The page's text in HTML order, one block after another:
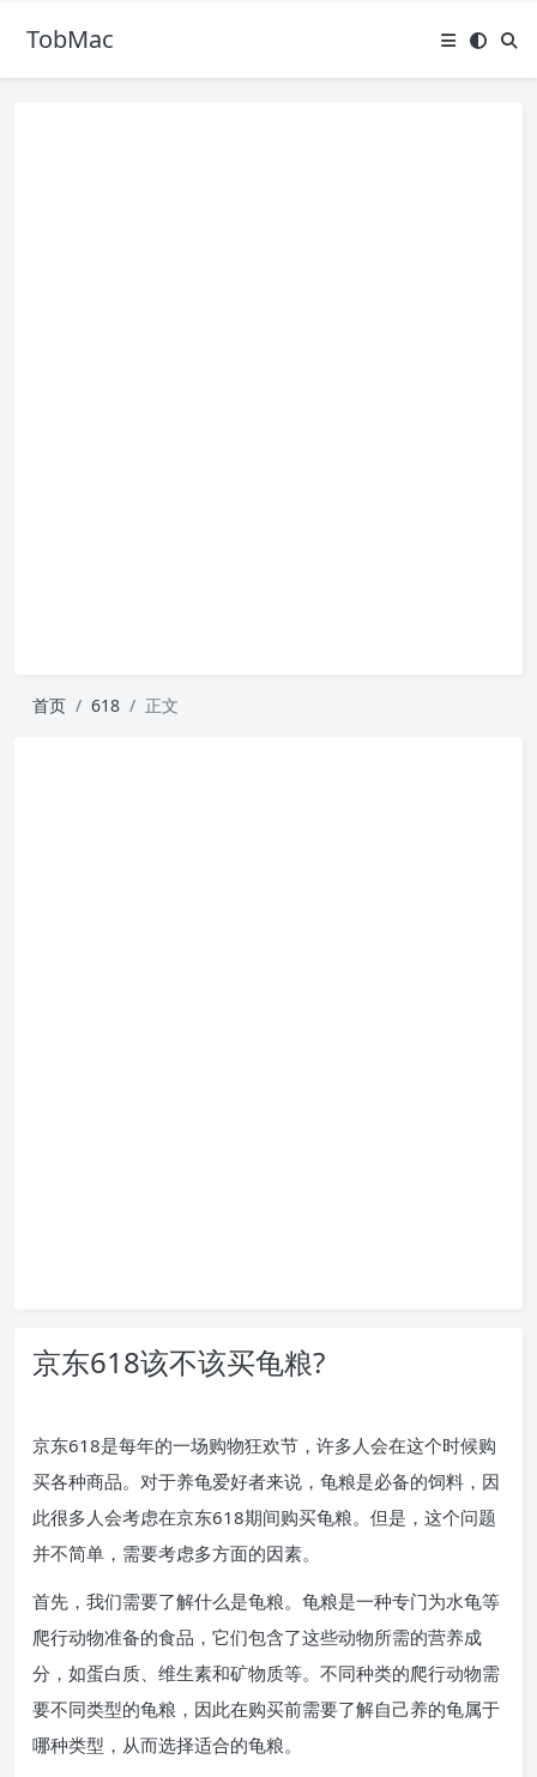
TobMac
首页 618 正文
京东618该不该买龟粮?
京东618是每年的一场购物狂欢节，许多人会在这个时候购
买各种商品。对于养龟爱好者来说，龟粮是必备的饲料，因
此很多人会考虑在京东618期间购买龟粮。但是，这个问题
并不简单，需要考虑多方面的因素。
首先，我们需要了解什么是龟粮。龟粮是一种专门为水龟等
爬行动物准备的食品，它们包含了这些动物所需的营养成
分，如蛋白质、维生素和矿物质等。不同种类的爬行动物需
要不同类型的龟粮，因此在购买前需要了解自己养的龟属于
哪种类型，从而选择适合的龟粮。